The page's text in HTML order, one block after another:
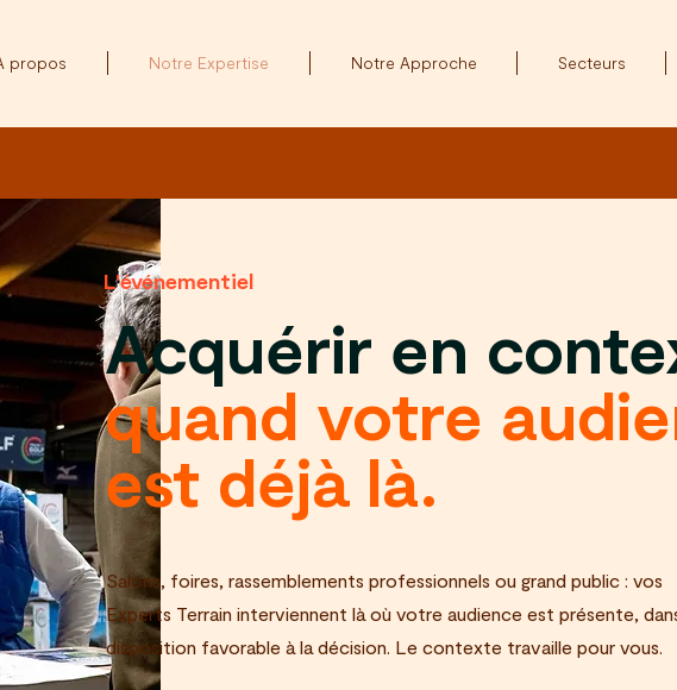
propos Notre Expertise Notre Approche Secteurs
L'événementiel
Acquérir en
quand votre
est déjà là.
Salons, foires, rassemblements professionnels ou grand public : vos
Experts Terrain interviennent là où votre audience est présente,
disposition favorable à la décision. Le contexte travaille pour vous.